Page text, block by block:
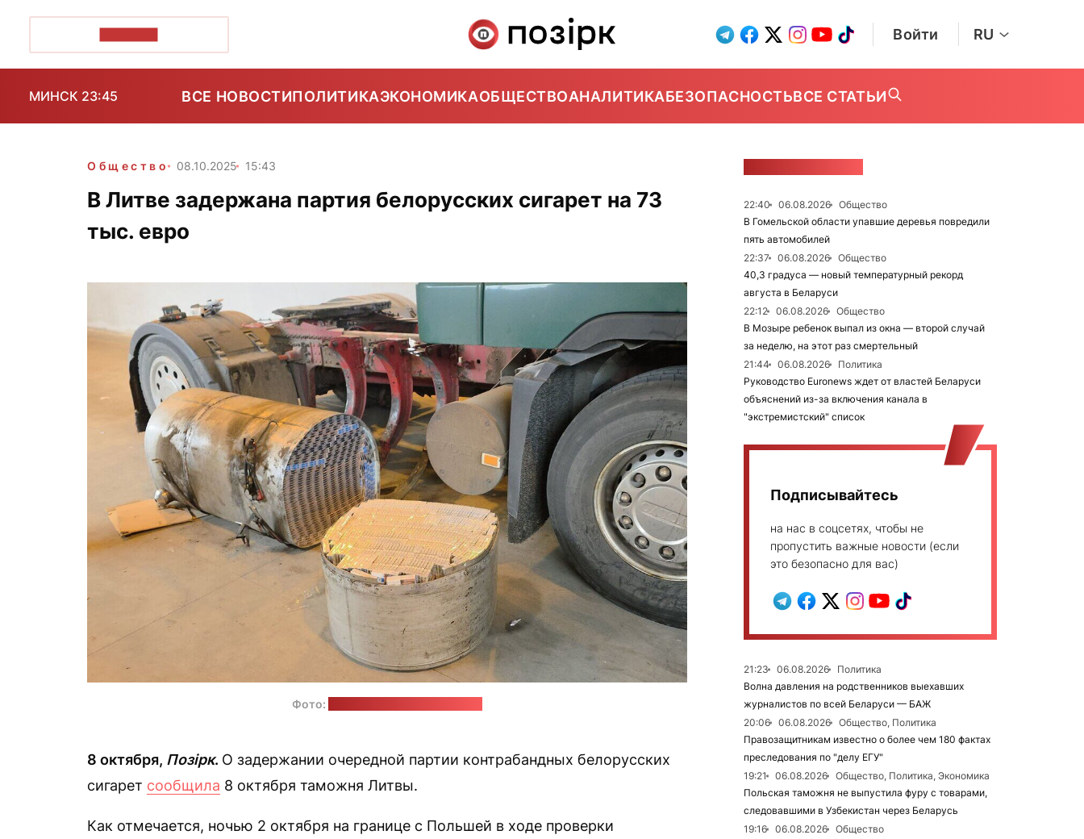
Войти RU
МИНСК 23:45 ВСЕ НОВОСТИПОЛИТИКАЭКОНОМИКАОБЩЕСТВОАНАЛИТИКАБЕЗОПАСНОСТЬВСЕ СТАТЬИ
Общество 08.10.2025 15:43
В Литве задержана партия белорусских сигарет на 73
тыс. евро
Фото:
8 октября, Позірк. О задержании очередной партии контрабандных белорусских
сигарет сообщила 8 октября таможня Литвы.
Как отмечается, ночью 2 октября на границе с Польшей в ходе проверки
22:40 06.08.2026
Общество
В Гомельской области упавшие деревья повредили
пять автомобилей
22:37
06.08.2026
Общество
40,3 градуса — новый температурный рекорд
августа в Беларуси
22:12
06.08.2026
Общество
В Мозыре ребенок выпал из окна — второй случай
за неделю, на этот раз смертельный
21:44
06.08.2026
Политика
Руководство Euronews ждет от властей Беларуси
объяснений из-за включения канала в
"экстремистский" список
Подписывайтесь
на нас в соцсетях, чтобы не
пропустить важные новости (если
это безопасно для вас)
21:23 06.08.2026
Политика
Волна давления на родственников выехавших
журналистов по всей Беларуси — БАЖ
20:06
06.08.2026
Общество, Политика
Правозащитникам известно о более чем 180 фактах
преследования по "делу ЕГУ"
19:21
06.08.2026
Общество, Политика, Экономика
Польская таможня не выпустила фуру с товарами,
следовавшими в Узбекистан через Беларусь
19:16
06.08.2026
Общество